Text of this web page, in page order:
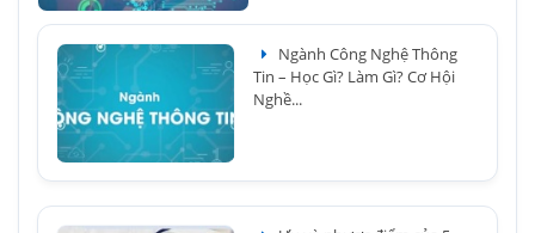
Ngành Công Nghệ Thông
Tin – Học Gì? Làm Gì? Cơ Hội
Nghề...